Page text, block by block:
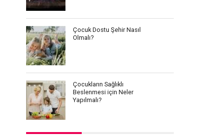
Çocuk Dostu Şehir Nasıl
Olmalı?
Çocukların Sağlıklı
Beslenmesi için Neler
Yapılmalı?